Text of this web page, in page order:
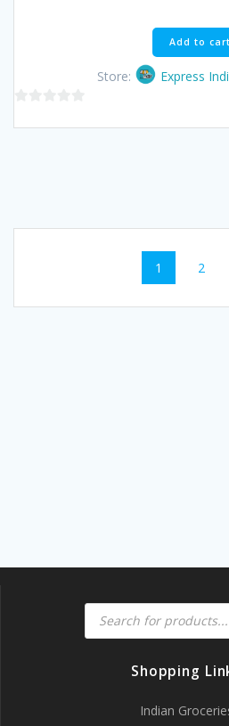
Add to cart
Store: Express
navigation
Page
1 Page
2
Products
search
Shopping
Indian